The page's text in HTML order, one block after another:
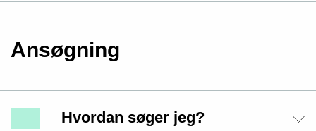
Ansøgning
Hvordan søger jeg?